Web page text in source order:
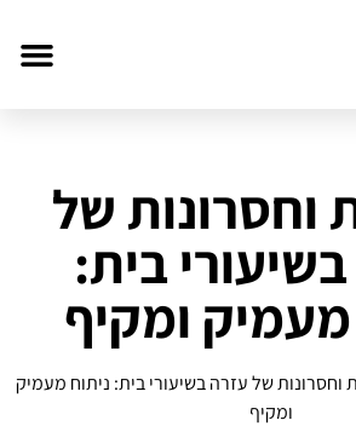
וחסרונות של
בית:
מעמיק ומקיף
וחסרונות של עזרה בשיעורי בית: ניתוח מעמיק
ומקיף